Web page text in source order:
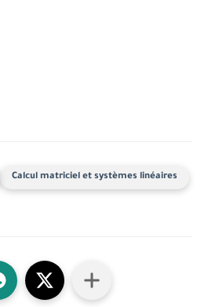
Calcul matriciel et systèmes linéaires